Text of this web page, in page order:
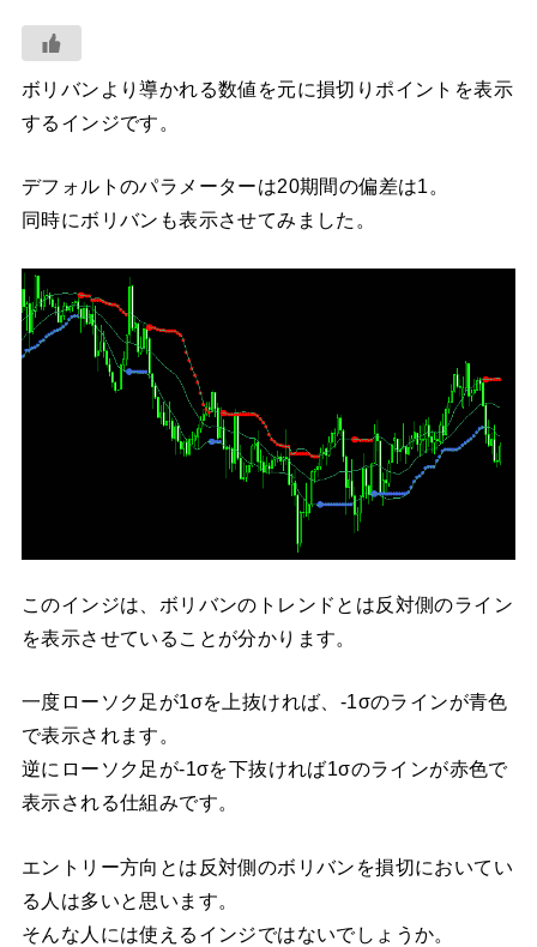
ボリバンより導かれる数値を元に損切りポイントを表示
するインジです。
デフォルトのパラメーターは20期間の偏差は1。
同時にボリバンも表示させてみました。
このインジは、ボリバンのトレンドとは反対側のライン
を表示させていることが分かります。
一度ローソク足が1σを上抜ければ、-1σのラインが青色
で表示されます。
逆にローソク足が-1σを下抜ければ1σのラインが赤色で
表示される仕組みです。
エントリー方向とは反対側のボリバンを損切においてい
る人は多いと思います。
そんな人には使えるインジではないでしょうか。